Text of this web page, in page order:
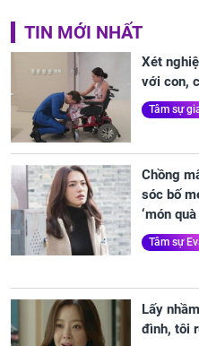
TIN MỚI NHẤT
Xét
với con,
Tâm sự
Chồng
sóc bố
‘món
Tâm sự
Lấy
đình, tôi